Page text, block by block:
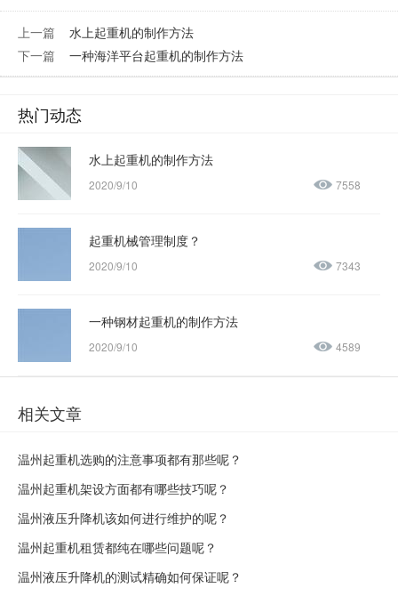
上一篇 水上起重机的制作方法
下一篇 一种海洋平台起重机的制作方法
热门动态
水上起重机的制作方法
2020/9/10 7558
起重机械管理制度？
2020/9/10 7343
一种钢材起重机的制作方法
2020/9/10 4589
相关文章
温州起重机选购的注意事项都有那些呢？
温州起重机架设方面都有哪些技巧呢？
温州液压升降机该如何进行维护的呢？
温州起重机租赁都纯在哪些问题呢？
温州液压升降机的测试精确如何保证呢？